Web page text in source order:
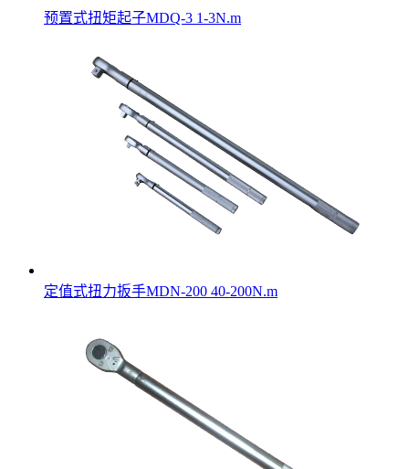
预置式扭矩起子MDQ-3 1-3N.m
定值式扭力扳手MDN-200 40-200N.m